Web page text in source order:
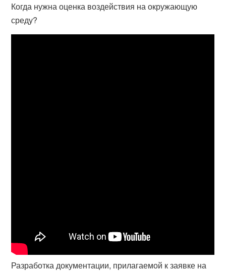
Когда нужна оценка воздействия на окружающую
среду?
Разработка документации, прилагаемой к заявке на